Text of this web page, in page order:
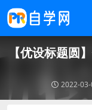
【优设标题圆
2022-03-